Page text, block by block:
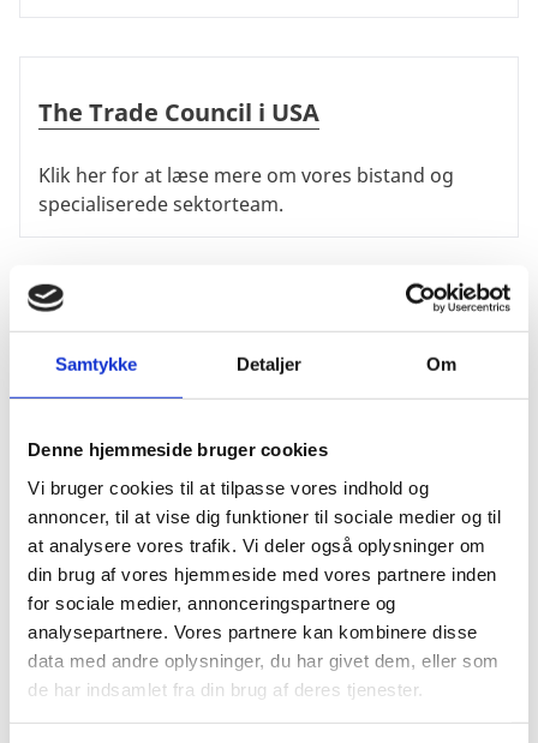
Samtykke Detaljer Om
Denne hjemmeside bruger cookies
Vi bruger cookies til at tilpasse vores indhold og
annoncer, til at vise dig funktioner til sociale medier og til
at analysere vores trafik. Vi deler også oplysninger om
din brug af vores hjemmeside med vores partnere inden
for sociale medier, annonceringspartnere og
analysepartnere. Vores partnere kan kombinere disse
data med andre oplysninger, du har givet dem, eller som
de har indsamlet fra din brug af deres tjenester.
The Trade Council i USA
Klik her for at læse mere om vores bistand og
specialiserede sektorteam.
Stillingsopslag i USA
Stillingsopslag i USA
Klik her for at læse mere om de ledige stillinger på
Praktikantstillinger i USA
Praktikantstillinger i USA
Klik her for at læse om dine muligheder for at
blive praktikant på en af de danske
repræsentationer i USA.